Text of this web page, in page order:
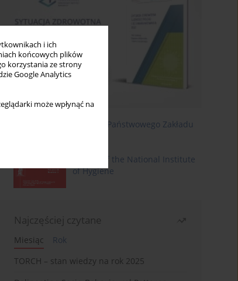
i ich
końcowych plików
korzystania ze strony
Google Analytics
może wpłynąć na
Roczniki Państwowego Zakładu
Annals of the National Institute
of Hygiene
Najczęściej czytane
Miesiąc
Rok
TORCH – stan wiedzy na rok 2025